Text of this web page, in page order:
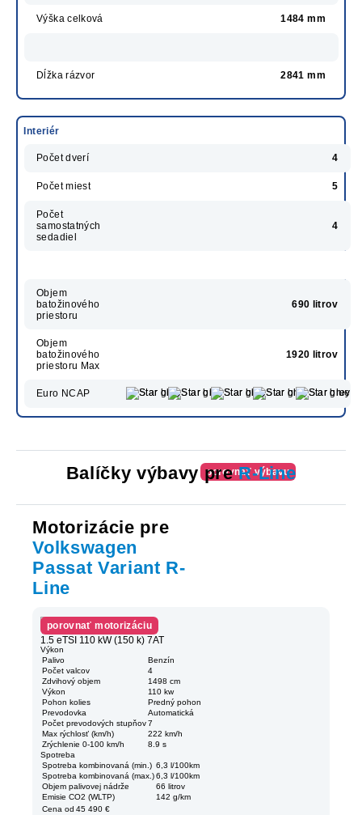
Výška celková 1484 mm
Dĺžka rázvor 2841 mm
Interiér
Počet dverí 4
Počet miest 5
Počet
samostatných
sedadiel
4
Objem
batožinového
priestoru
690 litrov
Objem
batožinového
priestoru Max
1920 litrov
Euro NCAP
porovnať výbavu
Balíčky výbavy preR-Line
Motorizácie pre
Volkswagen
Passat Variant R-
Line
porovnať motorizáciu
1.5 eTSI 110 kW (150 k) 7AT
Výkon
Palivo
Benzín
Počet valcov
4
Zdvihový objem
1498 cm
Výkon
110 kw
Pohon kolies
Predný pohon
Prevodovka
Automatická
Počet prevodových stupňov 7
Max rýchlosť (km/h)
222 km/h
Zrýchlenie 0-100 km/h
8.9 s
Spotreba
Spotreba kombinovaná (min.) 6,3 l/100km
Spotreba kombinovaná (max.) 6,3 l/100km
Objem palivovej nádrže
66 litrov
Emisie CO2 (WLTP)
142 g/km
Cena od 45 490 €